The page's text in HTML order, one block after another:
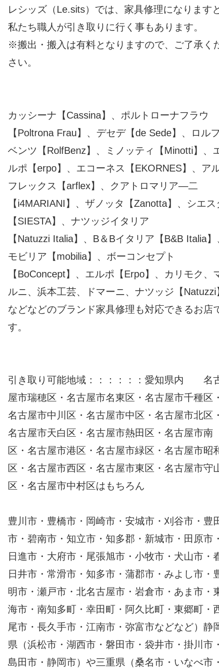
レシッズ（Le.sits）では、家具修理になります
私たち職人が引き取りに行く事もあります。
※搬出・搬入は有料となりますので、ご了承く
さい。
カッシーナ【Cassina】、ポルトローナフラウ
【Poltrona Frau】、デセデ【de Sede】、ロル
ベンツ【RolfBenz】、ミノッティ【Minotti】、
ルポ【erpo】、エコーネス【EKORNES】、ア
フレックス【arflex】、クアトロマリア―二
【i4MARIANI】、ザノッタ【Zanotta】、シエス
【SIESTA】、ナツッジイタリア
【Natuzzi Italia】、B＆Bイタリア【B&B Italia】
モビリア【mobilia】、ボーコンセプト
【BoConcept】、エルポ【Erpo】、カリモク、
ルニ、浜本工芸、ドマーニ、ナツッジ【Natuzzi
などなどのブランド家具修理も対応できるお店
す。
引き取り可能地域：：：：：：愛知県内 名
屋市瑞穂区・名古屋市名東区・名古屋市千種区
名古屋市中川区・名古屋市中区・名古屋市北区
名古屋市天白区・名古屋市熱田区・名古屋市南
区・名古屋市港区・名古屋市緑区・名古屋市昭
区・名古屋市西区・名古屋市東区・名古屋市守
区・名古屋市中村区はもちろん
豊川市・豊橋市・岡崎市・安城市・刈谷市・豊
市・碧南市・知立市・知多郡・新城市・田原市
日進市・大府市・尾張旭市・小牧市・犬山市・
日井市・常滑市・知多市・蒲郡市・みよし市・
明市・瀬戸市・北名古屋市・岩倉市・あま市・
海市・南知多町・幸田町・阿久比町・東郷町・
尾市・長久手市・江南市・弥富市などなど）静
県（浜松市・湖西市・磐田市・袋井市・掛川市
島田市・静岡市）や三重県（桑名市・いなべ市